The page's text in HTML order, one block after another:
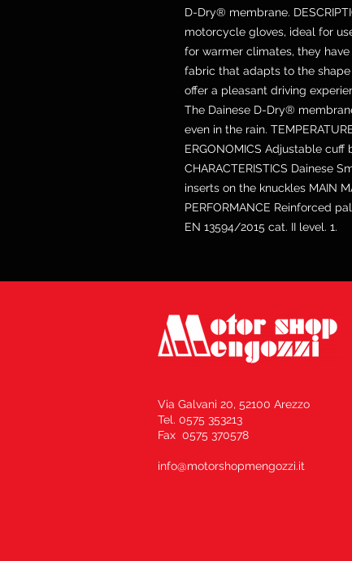
D-Dry® membrane.
motorcycle gloves, ideal for
for warmer climates, they
fabric that adapts to the
offer a pleasant driving
The Dainese D-Dry®
even in the rain.
ERGONOMICS Adjustable
CHARACTERISTICS Dainese
inserts on the knuckles MAIN
PERFORMANCE Reinforced
EN 13594/2015 cat. II level. 1.
Via Galvani 20, 52100 Arezzo
Tel. 0575 353213
Fax 0575 370578
info@motorshopmengozzi.it